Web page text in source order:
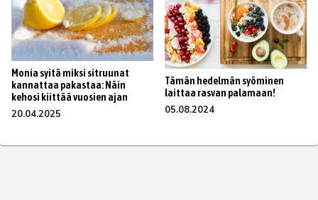
Monia syitä miksi sitruunat
kannattaa pakastaa: Näin
kehosi kiittää vuosien ajan
20.04.2025
Tämän hedelmän syöminen
laittaa rasvan palamaan!
05.08.2024